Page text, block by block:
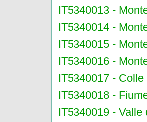
IT5340013 -
IT5340014 -
IT5340015 -
IT5340016 -
IT5340017 -
IT5340018 -
IT5340019 - Valle